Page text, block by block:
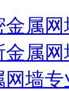
属
属
墙